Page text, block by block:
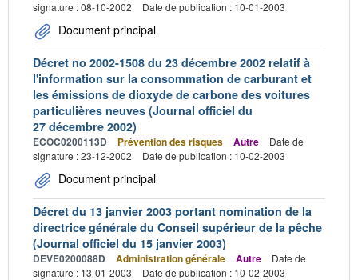
signature : 08-10-2002 Date de publication : 10-01-2003
Document principal
Décret no 2002-1508 du 23 décembre 2002 relatif à
l'information sur la consommation de carburant et
les émissions de dioxyde de carbone des voitures
particulières neuves (Journal officiel du
27 décembre 2002)
ECOC0200113D Prévention des risques Autre
Date de
signature : 23-12-2002
Date de publication : 10-02-2003
Document principal
Décret du 13 janvier 2003 portant nomination de la
directrice générale du Conseil supérieur de la pêche
(Journal officiel du 15 janvier 2003)
DEVE0200088D Administration générale Autre
Date de
signature : 13-01-2003
Date de publication : 10-02-2003